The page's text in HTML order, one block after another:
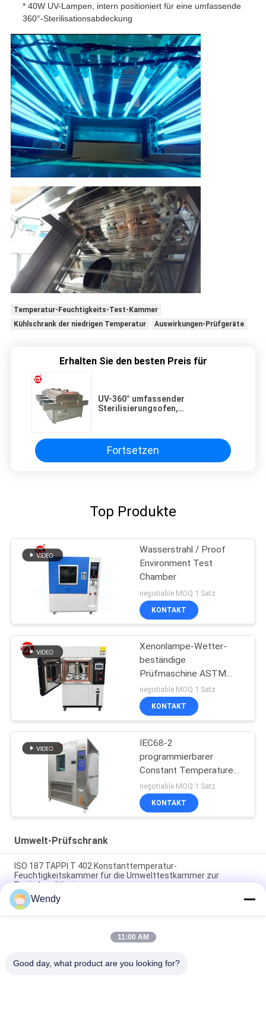
* 40W UV-Lampen, intern positioniert für eine umfassende
360°-Sterilisationsabdeckung
Temperatur-Feuchtigkeits-Test-Kammer
Kühlschrank der niedrigen Temperatur
Auswirkungen-Prüfgeräte
Erhalten Sie den besten Preis für
UV-360° umfassender
Sterilisierungsofen,
Fortsetzen
Top Produkte
Wasserstrahl / Proof
Environment Test
Chamber
negotiable MOQ:1 Satz
KONTAKT
Xenonlampe-Wetter-
beständige
Prüfmaschine ASTM
G155 vertikales
negotiable MOQ:1 Satz
KONTAKT
IEC68-2
programmierbarer
Constant Temperature
And Humidity Machine
negotiable MOQ:1 Satz
KONTAKT
Umwelt-Prüfschrank
ISO 187 TAPPI T 402 Konstanttemperatur-
Feuchtigkeitskammer für die Umwelttestkammer zur
Papierkonditionierung
Trockenes und nass zusammengesetztes NSS Aass Cass
der Salznebel-Korrosions-Test-Kammer-60L 120L
Tischplattentemperatur-Feuchtigkeits-Test-Kammer,
Wendy
11:00 AM
Good day, what product are you looking for?